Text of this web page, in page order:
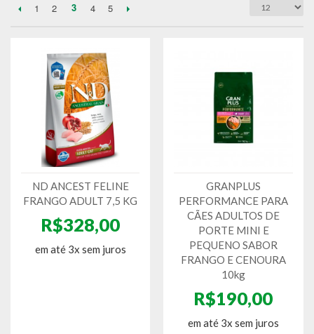
1 2 3 4 5
ND ANCEST FELINE
FRANGO ADULT 7,5 KG
R$328,00
em até 3x sem juros
GRANPLUS
PERFORMANCE PARA
CÃES ADULTOS DE
PORTE MINI E
PEQUENO SABOR
FRANGO E CENOURA
10kg
R$190,00
em até 3x sem juros